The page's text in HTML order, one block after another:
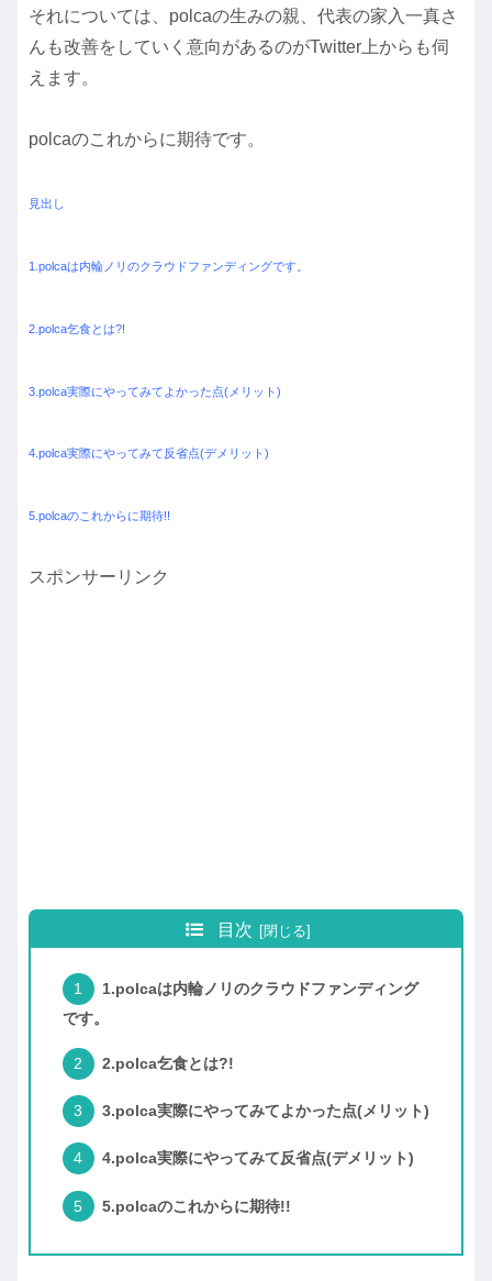
それについては、polcaの生みの親、代表の家入一真さ
んも改善をしていく意向があるのがTwitter上からも伺
えます。
polcaのこれからに期待です。
見出し
1.polcaは内輪ノリのクラウドファンディングです。
2.polca乞食とは?!
3.polca実際にやってみてよかった点(メリット)
4.polca実際にやってみて反省点(デメリット)
5.polcaのこれからに期待!!
スポンサーリンク
目次
1.polcaは内輪ノリのクラウドファンディング
です。
2.polca乞食とは?!
3.polca実際にやってみてよかった点(メリット)
4.polca実際にやってみて反省点(デメリット)
5.polcaのこれからに期待!!